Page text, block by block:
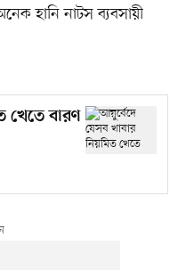
হানি নাটস ব্যবসায়ী
খেতে বারণ